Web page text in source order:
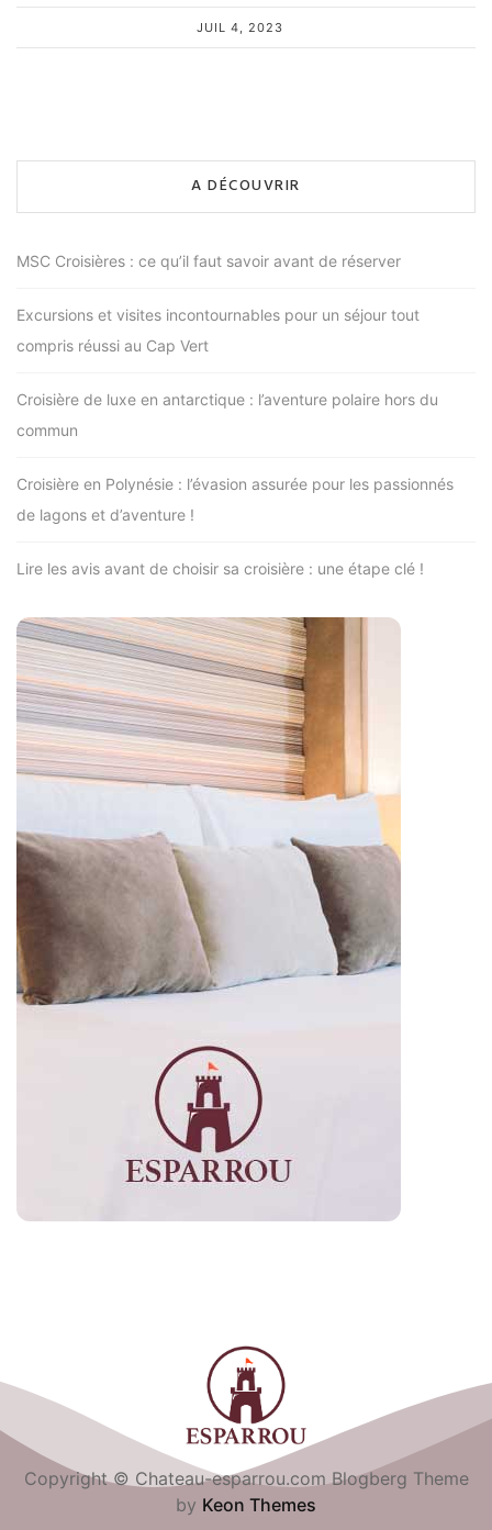
JUIL 4, 2023
A DÉCOUVRIR
MSC Croisières : ce qu’il faut savoir avant de réserver
Excursions et visites incontournables pour un séjour tout
compris réussi au Cap Vert
Croisière de luxe en antarctique : l’aventure polaire hors du
commun
Croisière en Polynésie : l’évasion assurée pour les passionnés
de lagons et d’aventure !
Lire les avis avant de choisir sa croisière : une étape clé !
Copyright © Chateau-esparrou.com Blogberg Theme
by Keon Themes